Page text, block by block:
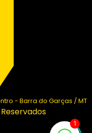
- Barra do Garças / MT
1